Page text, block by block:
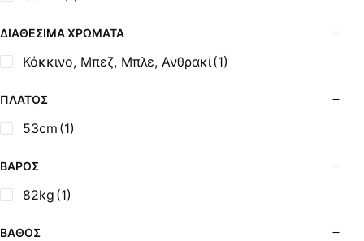
Σόμπες Ξύλου από Ατσάλι με Φούρνο
Σόμπες Πετρελαίου (Alfatherm)
Σόμπες Πετρελαίου (Assos)
Σόμπες Πετρελαίου (StarStoves)
Σόμπες Πετρελαίου (ΟΒΕΛ)
Σόμπες Πετρελαίου Αερόθερμες (Agorastos)
Σόμπες Υγραερίου
Σούβλες - Εργαλεία Ψησίματος BBQ
ΔΙΑΘΈΣΙΜΑ ΧΡΏΜΑΤΑ
Κόκκινο, Μπεζ, Μπλε, Ανθρακί(1)
ΠΛΆΤΟΣ
53cm (1)
ΒΆΡΟΣ
82kg (1)
ΒΆΘΟΣ